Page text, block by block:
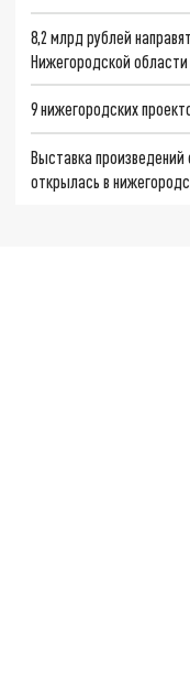
8,2 млрд рублей
Нижегородской области
9 нижегородских
Выставка произведений
открылась в